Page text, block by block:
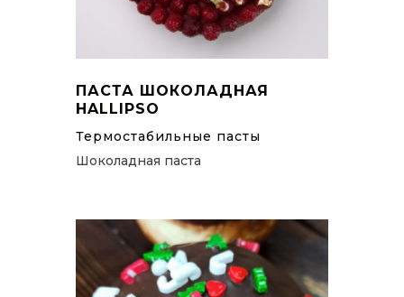
ПАСТА ШОКОЛАДНАЯ
HALLIPSO
Термостабильные пасты
Шоколадная паста